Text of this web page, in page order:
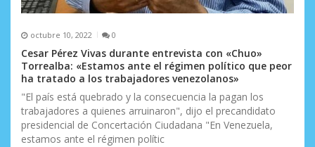
octubre 10, 2022 0
Cesar Pérez Vivas durante entrevista con «Chuo»
Torrealba: «Estamos ante el régimen político que peor
ha tratado a los trabajadores venezolanos»
"El país está quebrado y la consecuencia la pagan los
trabajadores a quienes arruinaron", dijo el precandidato
presidencial de Concertación Ciudadana "En Venezuela,
estamos ante el régimen polític